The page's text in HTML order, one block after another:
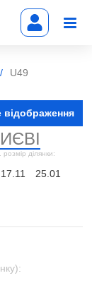
U49
відображення
розмір ділянки:
17.11 25.01